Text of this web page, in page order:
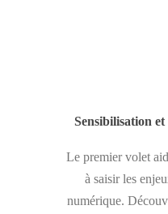
Sensibilisation
Le premier volet
à saisir les
numérique.